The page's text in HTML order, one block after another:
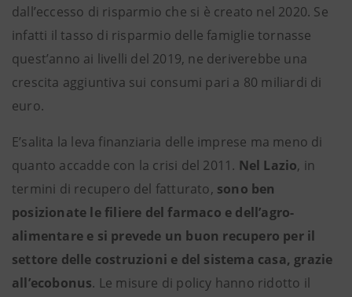
dall’eccesso di risparmio che si è creato nel 2020. Se
infatti il tasso di risparmio delle famiglie tornasse
quest’anno ai livelli del 2019, ne deriverebbe una
crescita aggiuntiva sui consumi pari a 80 miliardi di
euro.
E’salita la leva finanziaria delle imprese ma meno di
quanto accadde con la crisi del 2011. Nel Lazio, in
termini di recupero del fatturato, sono ben
posizionate le filiere del farmaco e dell’agro-
alimentare e si prevede un buon recupero per il
settore delle costruzioni e del sistema casa, grazie
all’ecobonus. Le misure di policy hanno ridotto il